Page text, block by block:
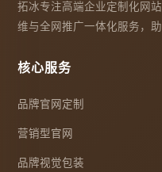
拓冰专注高端企业定制化网
维与全网推广一体化服务，
核心服务
品牌官网定制
营销型官网
品牌视觉包装